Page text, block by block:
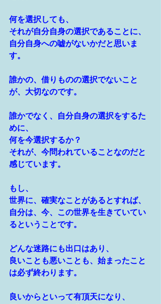
何を選択しても、
それが自分自身の選択であることに、
自分自身への嘘がないかだと思いま
す。
誰かの、借りものの選択でないこと
が、大切なのです。
誰かでなく、自分自身の選択をするた
めに、
何を今選択するか？
それが、今問われていることなのだと
感じています。
もし、
世界に、確実なことがあるとすれば、
自分は、今、この世界を生きていてい
るということです。
どんな迷路にも出口はあり、
良いことも悪いことも、始まったこと
は必ず終わります。
良いからといって有頂天になり、